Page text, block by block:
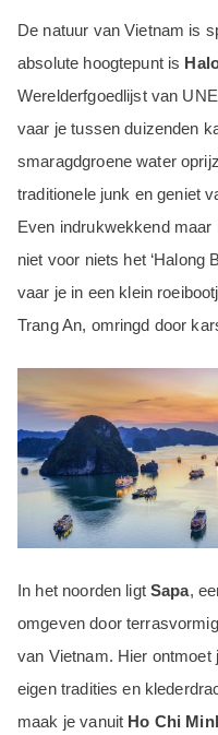
De natuur van Vietnam is
absolute hoogtepunt is
Werelderfgoedlijst van
vaar je tussen duizenden
smaragdgroene water
traditionele junk en geniet
Even indrukwekkend maar
niet voor niets het ‘Halong
vaar je in een klein
Trang An, omringd door
In het noorden ligt Sapa,
omgeven door
van Vietnam. Hier ontmoet
eigen tradities en
maak je vanuit Ho Chi